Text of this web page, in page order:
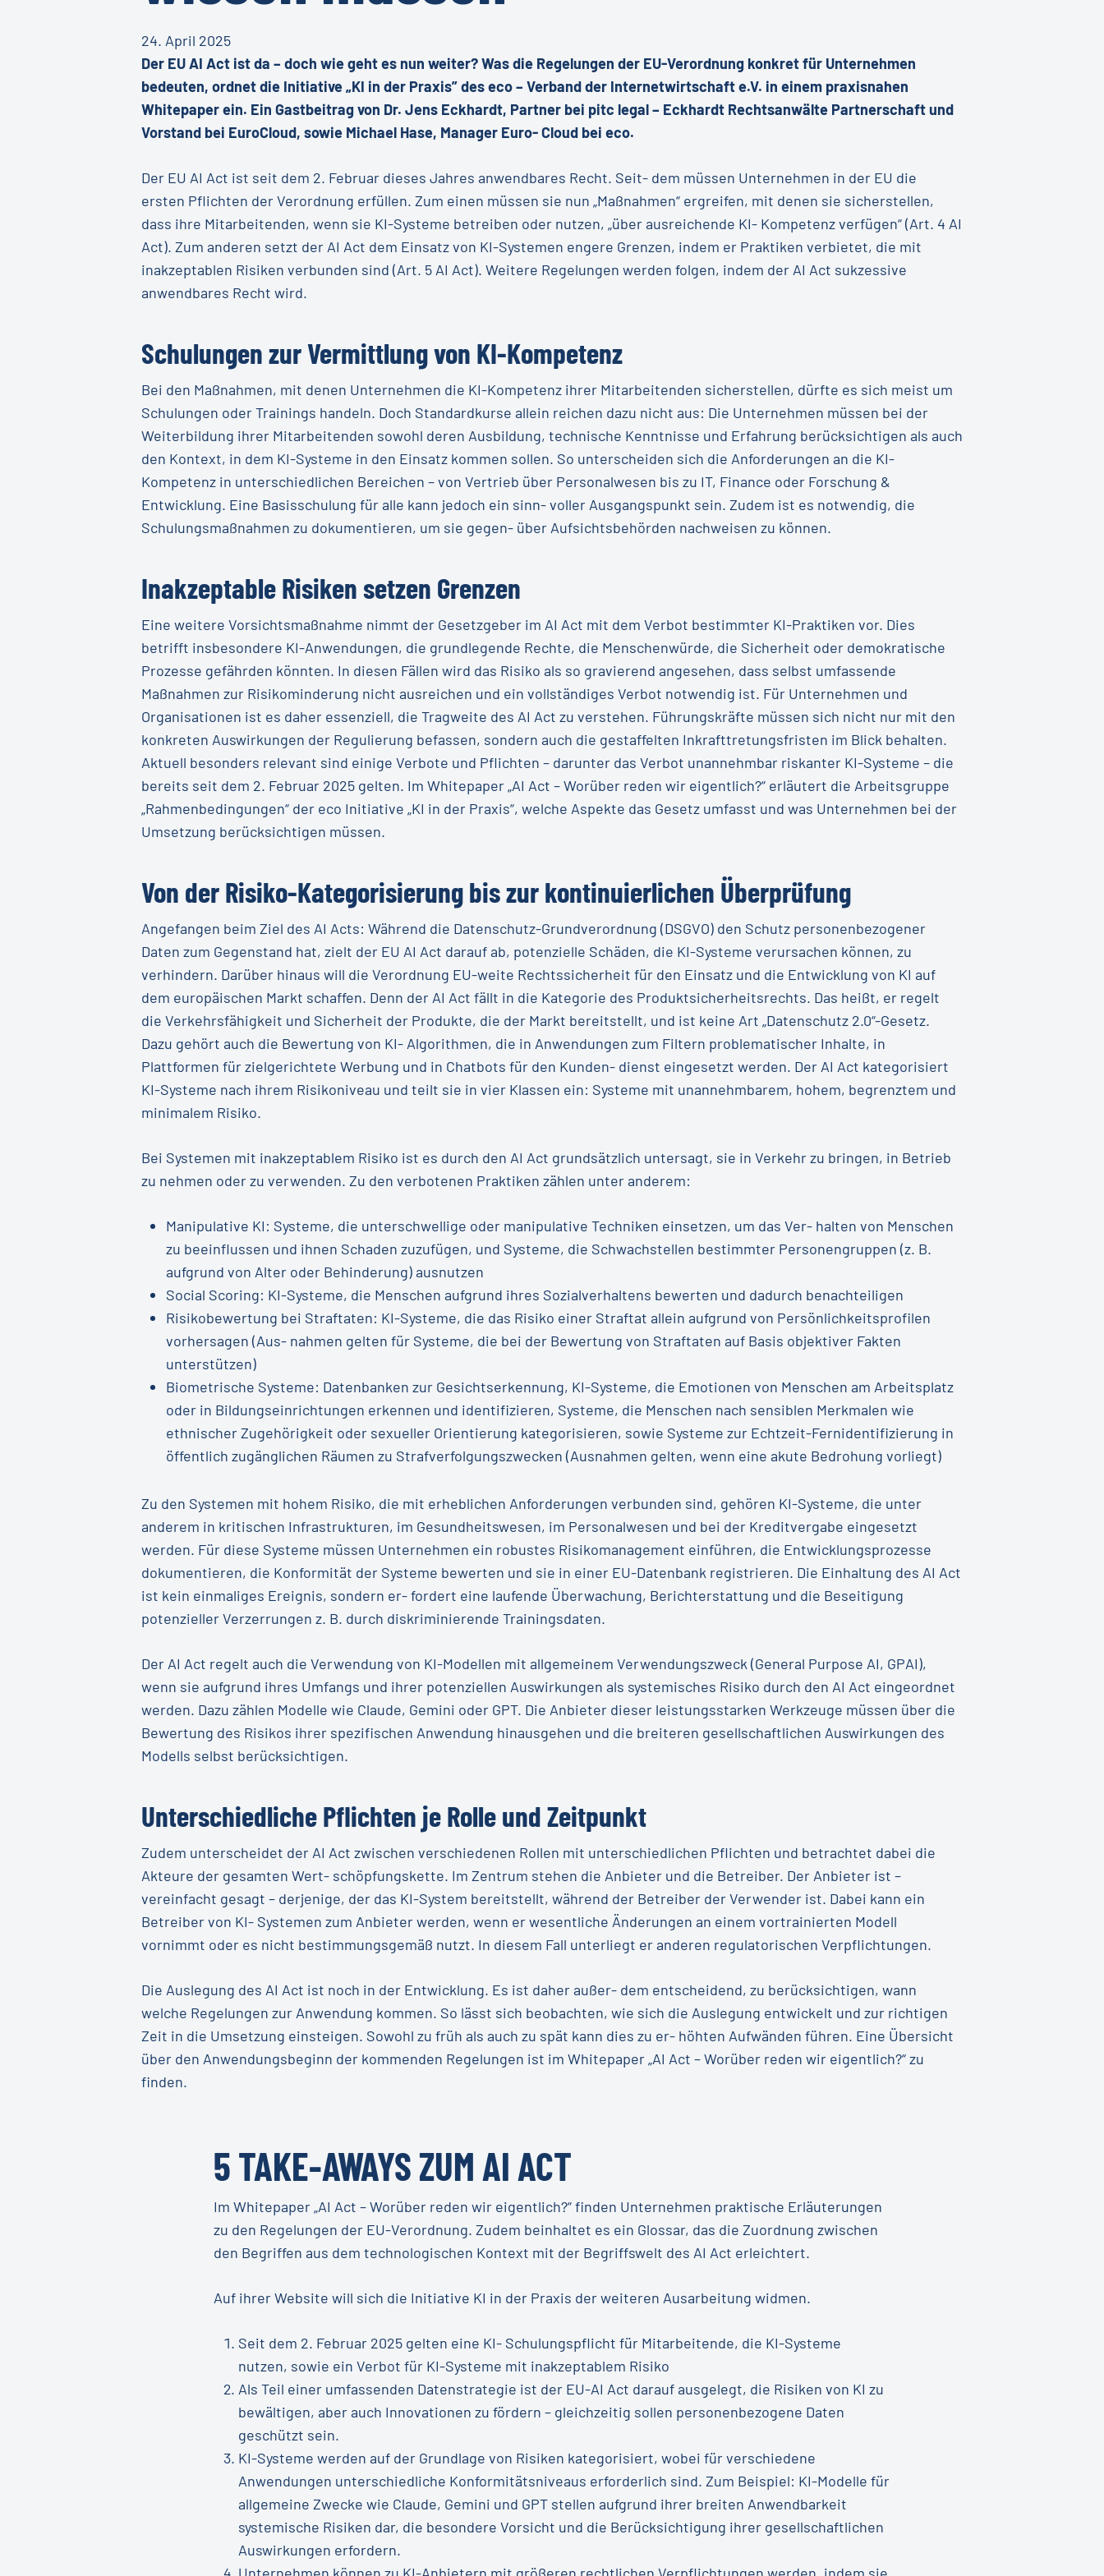
24. April 2025
Der EU AI Act ist da – doch wie geht es nun weiter? Was die Regelungen der EU-Verordnung konkret für Unternehmen
bedeuten, ordnet die Initiative „KI in der Praxis” des eco – Verband der Internetwirtschaft e.V. in einem praxisnahen
Whitepaper ein. Ein Gastbeitrag von Dr. Jens Eckhardt, Partner bei pitc legal – Eckhardt Rechtsanwälte Partnerschaft und
Vorstand bei EuroCloud, sowie Michael Hase, Manager Euro- Cloud bei eco.
Der EU AI Act ist seit dem 2. Februar dieses Jahres anwendbares Recht. Seit- dem müssen Unternehmen in der EU die
ersten Pflichten der Verordnung erfüllen. Zum einen müssen sie nun „Maßnahmen“ ergreifen, mit denen sie sicherstellen,
dass ihre Mitarbeitenden, wenn sie KI-Systeme betreiben oder nutzen, „über ausreichende KI- Kompetenz verfügen“ (Art. 4 AI
Act). Zum anderen setzt der AI Act dem Einsatz von KI-Systemen engere Grenzen, indem er Praktiken verbietet, die mit
inakzeptablen Risiken verbunden sind (Art. 5 AI Act). Weitere Regelungen werden folgen, indem der AI Act sukzessive
anwendbares Recht wird.
Schulungen zur Vermittlung von KI-Kompetenz
Bei den Maßnahmen, mit denen Unternehmen die KI-Kompetenz ihrer Mitarbeitenden sicherstellen, dürfte es sich meist um
Schulungen oder Trainings handeln. Doch Standardkurse allein reichen dazu nicht aus: Die Unternehmen müssen bei der
Weiterbildung ihrer Mitarbeitenden sowohl deren Ausbildung, technische Kenntnisse und Erfahrung berücksichtigen als auch
den Kontext, in dem KI-Systeme in den Einsatz kommen sollen. So unterscheiden sich die Anforderungen an die KI-
Kompetenz in unterschiedlichen Bereichen – von Vertrieb über Personalwesen bis zu IT, Finance oder Forschung &
Entwicklung. Eine Basisschulung für alle kann jedoch ein sinn- voller Ausgangspunkt sein. Zudem ist es notwendig, die
Schulungsmaßnahmen zu dokumentieren, um sie gegen- über Aufsichtsbehörden nachweisen zu können.
Inakzeptable Risiken setzen Grenzen
Eine weitere Vorsichtsmaßnahme nimmt der Gesetzgeber im AI Act mit dem Verbot bestimmter KI-Praktiken vor. Dies
betrifft insbesondere KI-Anwendungen, die grundlegende Rechte, die Menschenwürde, die Sicherheit oder demokratische
Prozesse gefährden könnten. In diesen Fällen wird das Risiko als so gravierend angesehen, dass selbst umfassende
Maßnahmen zur Risikominderung nicht ausreichen und ein vollständiges Verbot notwendig ist. Für Unternehmen und
Organisationen ist es daher essenziell, die Tragweite des AI Act zu verstehen. Führungskräfte müssen sich nicht nur mit den
konkreten Auswirkungen der Regulierung befassen, sondern auch die gestaffelten Inkrafttretungsfristen im Blick behalten.
Aktuell besonders relevant sind einige Verbote und Pflichten – darunter das Verbot unannehmbar riskanter KI-Systeme – die
bereits seit dem 2. Februar 2025 gelten. Im Whitepaper „AI Act – Worüber reden wir eigentlich?“ erläutert die Arbeitsgruppe
„Rahmenbedingungen“ der eco Initiative „KI in der Praxis“, welche Aspekte das Gesetz umfasst und was Unternehmen bei der
Umsetzung berücksichtigen müssen.
Von der Risiko-Kategorisierung bis zur kontinuierlichen Überprüfung
Angefangen beim Ziel des AI Acts: Während die Datenschutz-Grundverordnung (DSGVO) den Schutz personenbezogener
Daten zum Gegenstand hat, zielt der EU AI Act darauf ab, potenzielle Schäden, die KI-Systeme verursachen können, zu
verhindern. Darüber hinaus will die Verordnung EU-weite Rechtssicherheit für den Einsatz und die Entwicklung von KI auf
dem europäischen Markt schaffen. Denn der AI Act fällt in die Kategorie des Produktsicherheitsrechts. Das heißt, er regelt
die Verkehrsfähigkeit und Sicherheit der Produkte, die der Markt bereitstellt, und ist keine Art „Datenschutz 2.0“-Gesetz.
Dazu gehört auch die Bewertung von KI- Algorithmen, die in Anwendungen zum Filtern problematischer Inhalte, in
Plattformen für zielgerichtete Werbung und in Chatbots für den Kunden- dienst eingesetzt werden. Der AI Act kategorisiert
KI-Systeme nach ihrem Risikoniveau und teilt sie in vier Klassen ein: Systeme mit unannehmbarem, hohem, begrenztem und
minimalem Risiko.
Bei Systemen mit inakzeptablem Risiko ist es durch den AI Act grundsätzlich untersagt, sie in Verkehr zu bringen, in Betrieb
zu nehmen oder zu verwenden. Zu den verbotenen Praktiken zählen unter anderem:
Manipulative KI: Systeme, die unterschwellige oder manipulative Techniken einsetzen, um das Ver- halten von Menschen
zu beeinflussen und ihnen Schaden zuzufügen, und Systeme, die Schwachstellen bestimmter Personengruppen (z. B.
aufgrund von Alter oder Behinderung) ausnutzen
Social Scoring: KI-Systeme, die Menschen aufgrund ihres Sozialverhaltens bewerten und dadurch benachteiligen
Risikobewertung bei Straftaten: KI-Systeme, die das Risiko einer Straftat allein aufgrund von Persönlichkeitsprofilen
vorhersagen (Aus- nahmen gelten für Systeme, die bei der Bewertung von Straftaten auf Basis objektiver Fakten
unterstützen)
Biometrische Systeme: Datenbanken zur Gesichtserkennung, KI-Systeme, die Emotionen von Menschen am Arbeitsplatz
oder in Bildungseinrichtungen erkennen und identifizieren, Systeme, die Menschen nach sensiblen Merkmalen wie
ethnischer Zugehörigkeit oder sexueller Orientierung kategorisieren, sowie Systeme zur Echtzeit-Fernidentifizierung in
öffentlich zugänglichen Räumen zu Strafverfolgungszwecken (Ausnahmen gelten, wenn eine akute Bedrohung vorliegt)
Zu den Systemen mit hohem Risiko, die mit erheblichen Anforderungen verbunden sind, gehören KI-Systeme, die unter
anderem in kritischen Infrastrukturen, im Gesundheitswesen, im Personalwesen und bei der Kreditvergabe eingesetzt
werden. Für diese Systeme müssen Unternehmen ein robustes Risikomanagement einführen, die Entwicklungsprozesse
dokumentieren, die Konformität der Systeme bewerten und sie in einer EU-Datenbank registrieren. Die Einhaltung des AI Act
ist kein einmaliges Ereignis, sondern er- fordert eine laufende Überwachung, Berichterstattung und die Beseitigung
potenzieller Verzerrungen z. B. durch diskriminierende Trainingsdaten.
Der AI Act regelt auch die Verwendung von KI-Modellen mit allgemeinem Verwendungszweck (General Purpose AI, GPAI),
wenn sie aufgrund ihres Umfangs und ihrer potenziellen Auswirkungen als systemisches Risiko durch den AI Act eingeordnet
werden. Dazu zählen Modelle wie Claude, Gemini oder GPT. Die Anbieter dieser leistungsstarken Werkzeuge müssen über die
Bewertung des Risikos ihrer spezifischen Anwendung hinausgehen und die breiteren gesellschaftlichen Auswirkungen des
Modells selbst berücksichtigen.
Unterschiedliche Pflichten je Rolle und Zeitpunkt
Zudem unterscheidet der AI Act zwischen verschiedenen Rollen mit unterschiedlichen Pflichten und betrachtet dabei die
Akteure der gesamten Wert- schöpfungskette. Im Zentrum stehen die Anbieter und die Betreiber. Der Anbieter ist –
vereinfacht gesagt – derjenige, der das KI-System bereitstellt, während der Betreiber der Verwender ist. Dabei kann ein
Betreiber von KI- Systemen zum Anbieter werden, wenn er wesentliche Änderungen an einem vortrainierten Modell
vornimmt oder es nicht bestimmungsgemäß nutzt. In diesem Fall unterliegt er anderen regulatorischen Verpflichtungen.
Die Auslegung des AI Act ist noch in der Entwicklung. Es ist daher außer- dem entscheidend, zu berücksichtigen, wann
welche Regelungen zur Anwendung kommen. So lässt sich beobachten, wie sich die Auslegung entwickelt und zur richtigen
Zeit in die Umsetzung einsteigen. Sowohl zu früh als auch zu spät kann dies zu er- höhten Aufwänden führen. Eine Übersicht
über den Anwendungsbeginn der kommenden Regelungen ist im Whitepaper „AI Act – Worüber reden wir eigentlich?“ zu
finden.
5 TAKE-AWAYS ZUM AI ACT
Im Whitepaper „AI Act – Worüber reden wir eigentlich?“ finden Unternehmen praktische Erläuterungen
zu den Regelungen der EU-Verordnung. Zudem beinhaltet es ein Glossar, das die Zuordnung zwischen
den Begriffen aus dem technologischen Kontext mit der Begriffswelt des AI Act erleichtert.
Auf ihrer Website will sich die Initiative KI in der Praxis der weiteren Ausarbeitung widmen.
Seit dem 2. Februar 2025 gelten eine KI- Schulungspflicht für Mitarbeitende, die KI-Systeme
nutzen, sowie ein Verbot für KI-Systeme mit inakzeptablem Risiko
Als Teil einer umfassenden Datenstrategie ist der EU-AI Act darauf ausgelegt, die Risiken von KI zu
bewältigen, aber auch Innovationen zu fördern – gleichzeitig sollen personenbezogene Daten
geschützt sein.
KI-Systeme werden auf der Grundlage von Risiken kategorisiert, wobei für verschiedene
Anwendungen unterschiedliche Konformitätsniveaus erforderlich sind. Zum Beispiel: KI-Modelle für
allgemeine Zwecke wie Claude, Gemini und GPT stellen aufgrund ihrer breiten Anwendbarkeit
systemische Risiken dar, die besondere Vorsicht und die Berücksichtigung ihrer gesellschaftlichen
Auswirkungen erfordern.